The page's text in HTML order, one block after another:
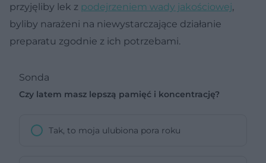
przyjęliby lek z podejrzeniem wady jakościowej,
byliby narażeni na niewystarczające działanie
preparatu zgodnie z ich potrzebami.
Sonda
Czy latem masz lepszą pamięć i koncentrację?
Tak, to moja ulubiona pora roku